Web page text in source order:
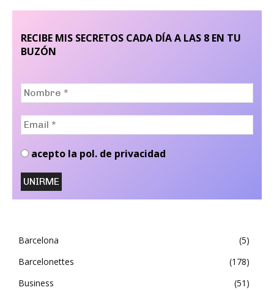
RECIBE MIS SECRETOS CADA DÍA A LAS 8 EN TU
BUZÓN
Nombre
Email
acepto la pol. de privacidad
Barcelona
5
Barcelonettes
178
Business
51